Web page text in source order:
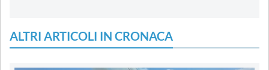
ALTRI ARTICOLI IN CRONACA